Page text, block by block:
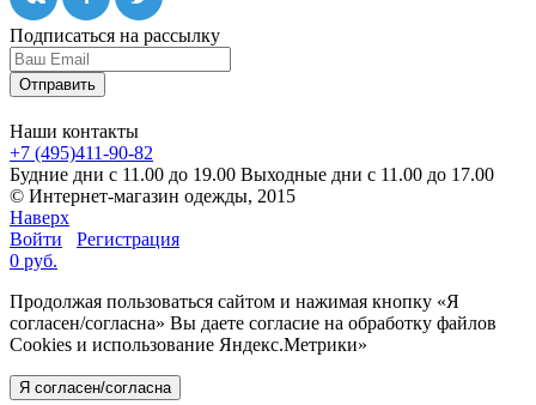
Подписаться на рассылку
Отправить
Наши контакты
+7 (495)411-90-82
Будние дни с 11.00 до 19.00 Выходные дни с 11.00 до 17.00
© Интернет-магазин одежды, 2015
Наверх
Войти
Регистрация
0 руб.
Продолжая пользоваться сайтом и нажимая кнопку «Я
согласен/согласна» Вы даете согласие на обработку файлов
Cookies и использование Яндекс.Метрики»
Я согласен/согласна